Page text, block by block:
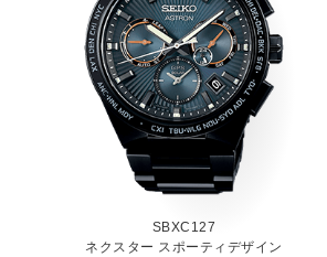
SBXC127
ネクスター スポーティデザイン